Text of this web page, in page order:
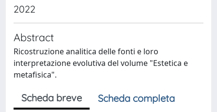
2022
Abstract
Ricostruzione analitica delle fonti e loro
interpretazione evolutiva del volume "Estetica e
metafisica".
Scheda breve
Scheda completa